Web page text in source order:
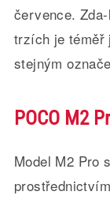
července.
trzích je téměř
stejným
POCO M2
Model M2 Pro